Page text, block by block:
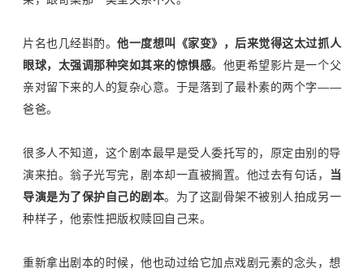
片名也几经斟酌。他一度想叫《家变》，后来觉得这太过抓人
眼球，太强调那种突如其来的惊惧感。他更希望影片是一个父
亲对留下来的人的复杂心意。于是落到了最朴素的两个字——
爸爸。
很多人不知道，这个剧本最早是受人委托写的，原定由别的导
演来拍。翁子光写完，剧本却一直被搁置。他过去有句话，
当
导演是为了保护自己的剧本。为了这副骨架不被别人拍成另一
种样子，他索性把版权赎回自己来。
重新拿出剧本的时候，他也动过给它加点戏剧元素的念头，想